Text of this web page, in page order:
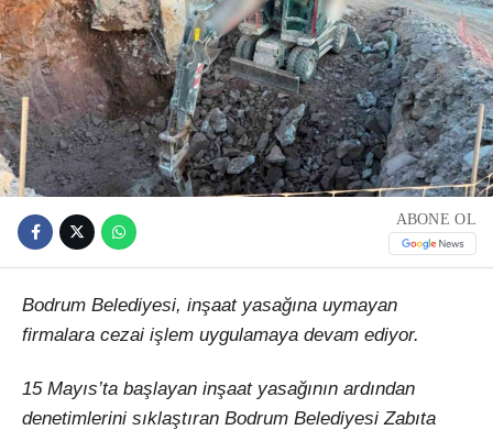
ABONE OL
Bodrum Belediyesi, inşaat yasağına uymayan
firmalara cezai işlem uygulamaya devam ediyor.
15 Mayıs’ta başlayan inşaat yasağının ardından
denetimlerini sıklaştıran Bodrum Belediyesi Zabıta